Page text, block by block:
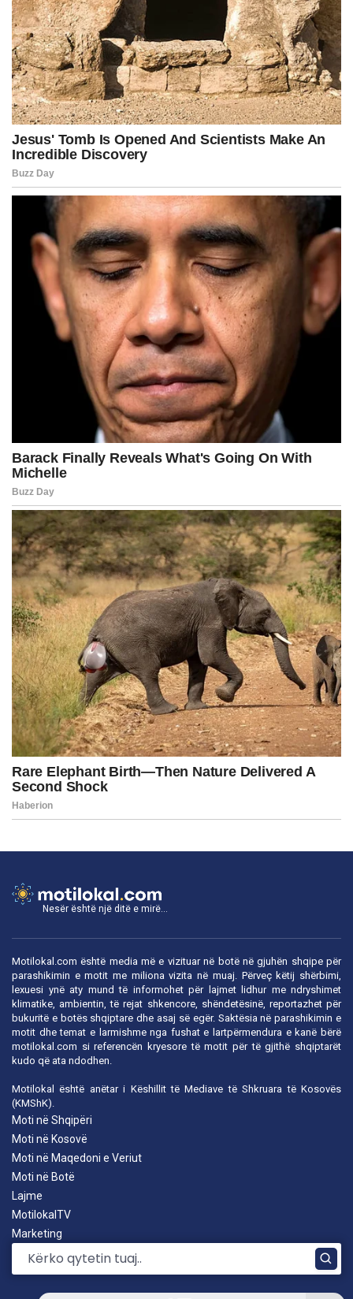
Nesër është një ditë e mirë...
Motilokal.com është media më e vizituar në botë në gjuhën shqipe për
parashikimin e motit me miliona vizita në muaj. Përveç këtij shërbimi,
lexuesi ynë aty mund të informohet për lajmet lidhur me ndryshimet
klimatike, ambientin, të rejat shkencore, shëndetësinë, reportazhet për
bukuritë e botës shqiptare dhe asaj së egër. Saktësia në parashikimin e
motit dhe temat e larmishme nga fushat e lartpërmendura e kanë bërë
motilokal.com si referencën kryesore të motit për të gjithë shqiptarët
kudo që ata ndodhen.
Motilokal është anëtar i Këshillit të Mediave të Shkruara të Kosovës
(KMShK).
Moti në Shqipëri
Moti në Kosovë
Moti në Maqedoni e Veriut
Moti në Botë
Lajme
MotilokalTV
Marketing